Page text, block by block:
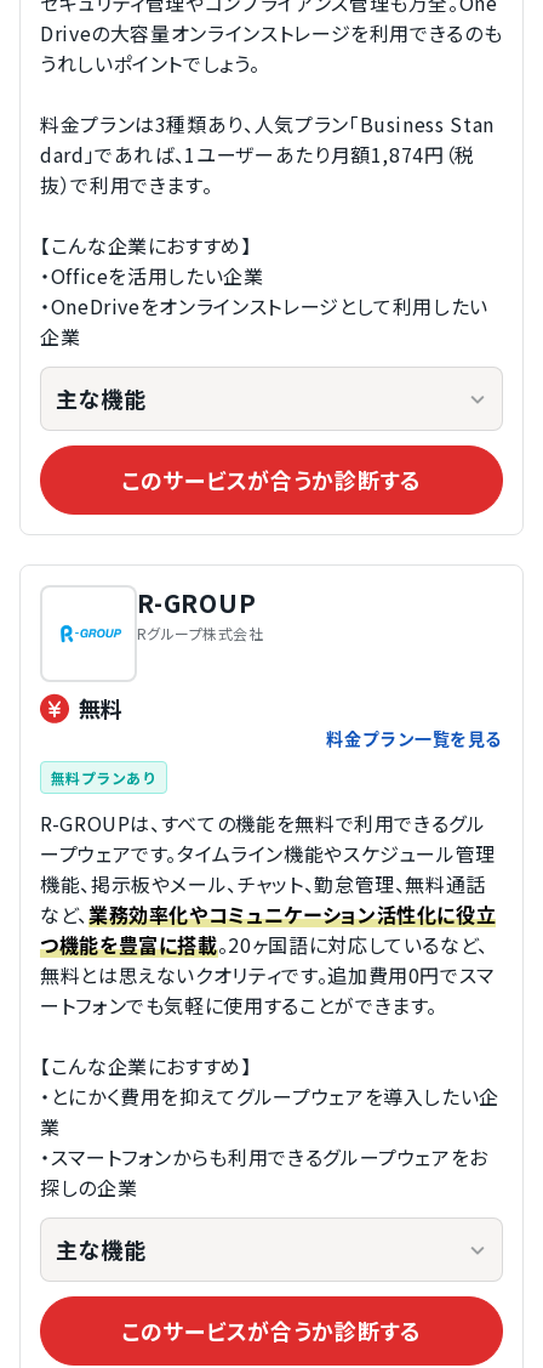
Driveの大容量オンラインストレージを利用できるのも
うれしいポイントでしょう。
料金プランは3種類あり、人気プラン「Business Stan
dard」であれば、1ユーザーあたり月額1,874円（税
抜）で利用できます。
【こんな企業におすすめ】
・Officeを活用したい企業
・OneDriveをオンラインストレージとして利用したい
企業
主な機能
このサービスが合うか診断する
R-GROUP
Rグループ株式会社
無料
料金プラン一覧を見る
無料プランあり
R-GROUPは、すべての機能を無料で利用できるグル
ープウェアです。タイムライン機能やスケジュール管理
機能、掲示板やメール、チャット、勤怠管理、無料通話
など、業務効率化やコミュニケーション活性化に役立
つ機能を豊富に搭載。20ヶ国語に対応しているなど、
無料とは思えないクオリティです。追加費用0円でスマ
ートフォンでも気軽に使用することができます。
【こんな企業におすすめ】
・とにかく費用を抑えてグループウェアを導入したい企
業
・スマートフォンからも利用できるグループウェアをお
探しの企業
主な機能
このサービスが合うか診断する